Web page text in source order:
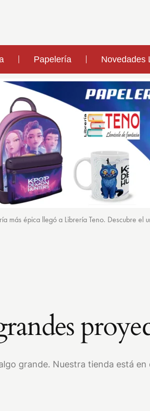
Papelería Novedades
más épica llegó a Librería Teno. Descubre el
grande. Nuestra tienda está